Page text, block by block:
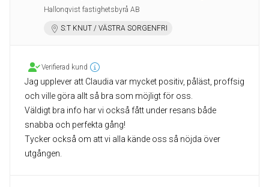
Hallonqvist fastighetsbyrå AB
S:T KNUT / VÄSTRA SORGENFRI
Verifierad kund
Jag upplever att Claudia var mycket positiv, påläst, proffsig
och ville göra allt så bra som möjligt för oss.
Väldigt bra info har vi också fått under resans både
snabba och perfekta gång!
Tycker också om att vi alla kände oss så nöjda över
utgången.